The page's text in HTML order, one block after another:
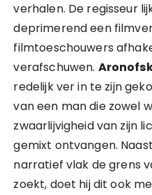
verhalen. De regisseur
deprimerend een
filmtoeschouwers
verafschuwen.
redelijk ver in te zijn
van een man die zowel
zwaarlijvigheid van zijn
gemixt ontvangen.
narratief vlak de grens
zoekt, doet hij dit ook